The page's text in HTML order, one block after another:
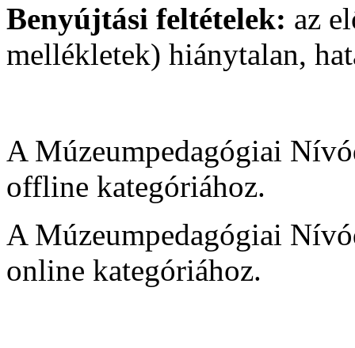
Benyújtási feltételek: az
mellékletek) hiánytalan,
A Múzeumpedagógiai
offline kategóriához.
A Múzeumpedagógiai
online kategóriához.